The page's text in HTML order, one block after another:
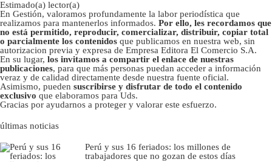
Estimado(a) lector(a)
En Gestión, valoramos profundamente la labor periodística que
realizamos para mantenerlos informados. Por ello, les recordamos que
no está permitido, reproducir, comercializar, distribuir, copiar total
o parcialmente los contenidos que publicamos en nuestra web, sin
autorizacion previa y expresa de Empresa Editora El Comercio S.A.
En su lugar, los invitamos a compartir el enlace de nuestras
publicaciones, para que más personas puedan acceder a información
veraz y de calidad directamente desde nuestra fuente oficial.
Asimismo, pueden suscribirse y disfrutar de todo el contenido
exclusivo que elaboramos para Uds.
Gracias por ayudarnos a proteger y valorar este esfuerzo.
últimas noticias
Perú y sus 16 feriados: los millones de
trabajadores que no gozan de estos días